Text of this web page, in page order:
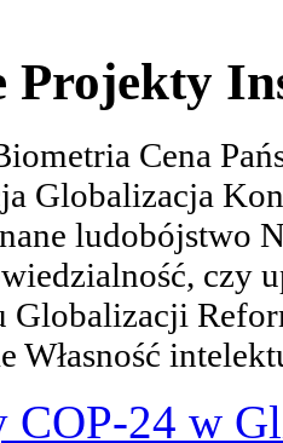
Projekty
Cena
Globalizacja
ludobójstwo
czy
Globalizacji
Własność
COP-24 w